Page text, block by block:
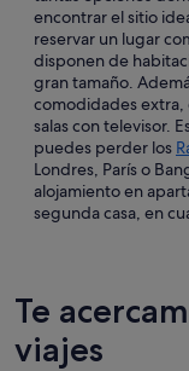
encontrar el sitio
reservar un lugar
disponen de
gran tamaño.
comodidades extra,
salas con televisor.
puedes perder los
Londres, París o
alojamiento en
segunda casa, en
Te
viajes